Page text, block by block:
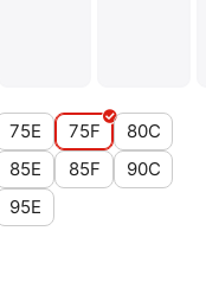
75E 75F
80C
85E 85F
90C
95E